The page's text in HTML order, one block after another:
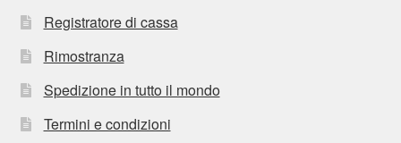
Registratore di cassa
Rimostranza
Spedizione in tutto il mondo
Termini e condizioni